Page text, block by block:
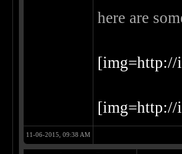
here are
[img=http://
[img=http://
11-06-2015, 09:38 AM